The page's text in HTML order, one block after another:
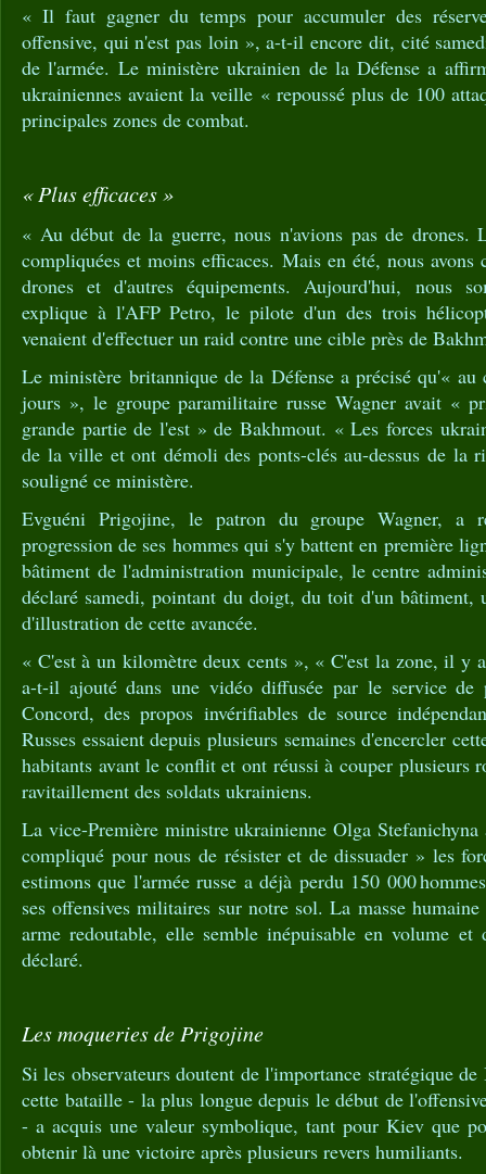
« Il faut gagner du temps pour accumuler des
offensive, qui n'est pas loin », a-t-il encore dit, cité
de l'armée. Le ministère ukrainien de la Défense a
ukrainiennes avaient la veille « repoussé plus de 100
principales zones de combat.
« Plus efficaces »
« Au début de la guerre, nous n'avions pas de drones.
compliquées et moins efficaces. Mais en été, nous avons
drones et d'autres équipements. Aujourd'hui, nous
explique à l'AFP Petro, le pilote d'un des trois
venaient d'effectuer un raid contre une cible près de
Le ministère britannique de la Défense a précisé qu'« au
jours », le groupe paramilitaire russe Wagner avait «
grande partie de l'est » de Bakhmout. « Les forces
de la ville et ont démoli des ponts-clés au-dessus de la
souligné ce ministère.
Evguéni Prigojine, le patron du groupe Wagner, a
progression de ses hommes qui s'y battent en première
bâtiment de l'administration municipale, le centre
déclaré samedi, pointant du doigt, du toit d'un bâtiment,
d'illustration de cette avancée.
« C'est à un kilomètre deux cents », « C'est la zone, il y
a-t-il ajouté dans une vidéo diffusée par le service de
Concord, des propos invérifiables de source
Russes essaient depuis plusieurs semaines d'encercler
habitants avant le conflit et ont réussi à couper plusieurs
ravitaillement des soldats ukrainiens.
La vice-Première ministre ukrainienne Olga
compliqué pour nous de résister et de dissuader » les
estimons que l'armée russe a déjà perdu 150 000
ses offensives militaires sur notre sol. La masse
arme redoutable, elle semble inépuisable en volume
déclaré.
Les moqueries de Prigojine
Si les observateurs doutent de l'importance stratégique
cette bataille - la plus longue depuis le début de
- a acquis une valeur symbolique, tant pour Kiev que
obtenir là une victoire après plusieurs revers humiliants.